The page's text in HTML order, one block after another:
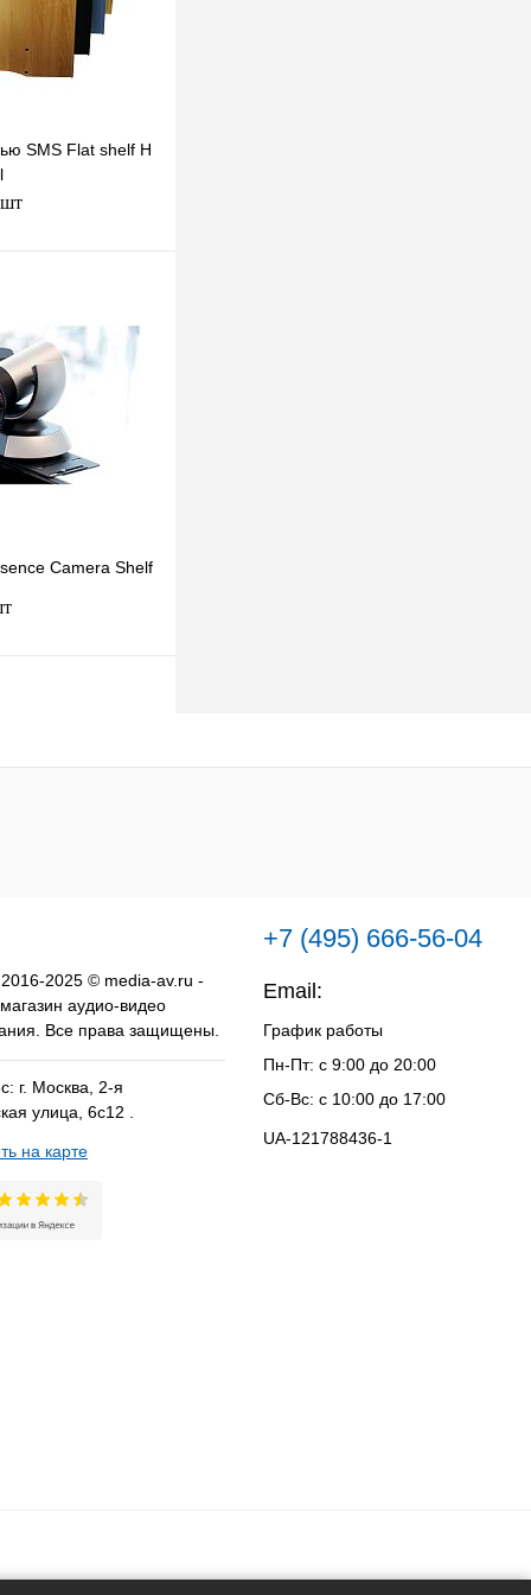
SMS Flat shelf H
К сравнению
наличии
Camera Shelf
2025 © media-av.ru -
аудио-видео
Все права защищены.
г. Москва, 2-я
улица, 6с12 .
на карте
+7 (495) 666-56-04
Email:
График работы
Пн-Пт: с 9:00 до 20:00
Сб-Вс: с 10:00 до 17:00
UA-121788436-1